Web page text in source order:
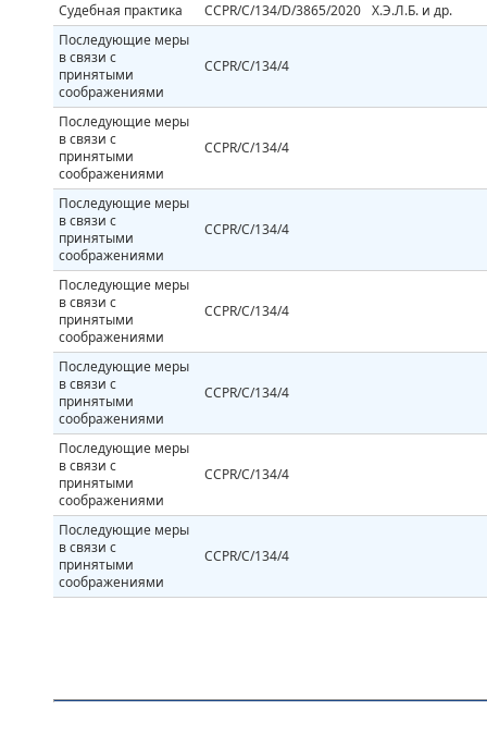
Судебная практика
CCPR/C/134/D/3865/2020 Х.Э.Л.Б. и др.
Последующие меры
в связи с
принятыми
соображениями
CCPR/C/134/4
Последующие меры
в связи с
принятыми
соображениями
CCPR/C/134/4
Последующие меры
в связи с
принятыми
соображениями
CCPR/C/134/4
Последующие меры
в связи с
принятыми
соображениями
CCPR/C/134/4
Последующие меры
в связи с
принятыми
соображениями
CCPR/C/134/4
Последующие меры
в связи с
принятыми
соображениями
CCPR/C/134/4
Последующие меры
в связи с
принятыми
соображениями
CCPR/C/134/4